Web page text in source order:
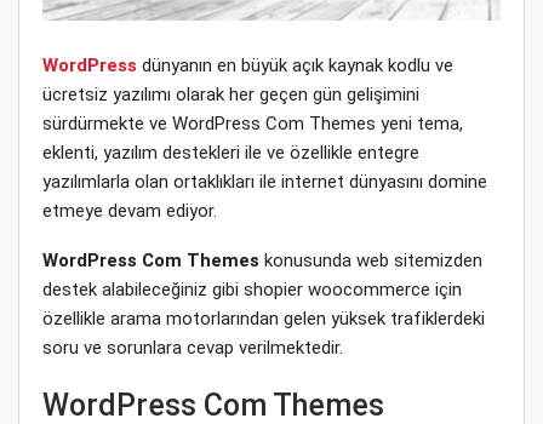
WordPress dünyanın en büyük açık kaynak kodlu ve
ücretsiz yazılımı olarak her geçen gün gelişimini
sürdürmekte ve WordPress Com Themes yeni tema,
eklenti, yazılım destekleri ile ve özellikle entegre
yazılımlarla olan ortaklıkları ile internet dünyasını domine
etmeye devam ediyor.
WordPress Com Themes konusunda web sitemizden
destek alabileceğiniz gibi shopier woocommerce için
özellikle arama motorlarından gelen yüksek trafiklerdeki
soru ve sorunlara cevap verilmektedir.
WordPress Com Themes